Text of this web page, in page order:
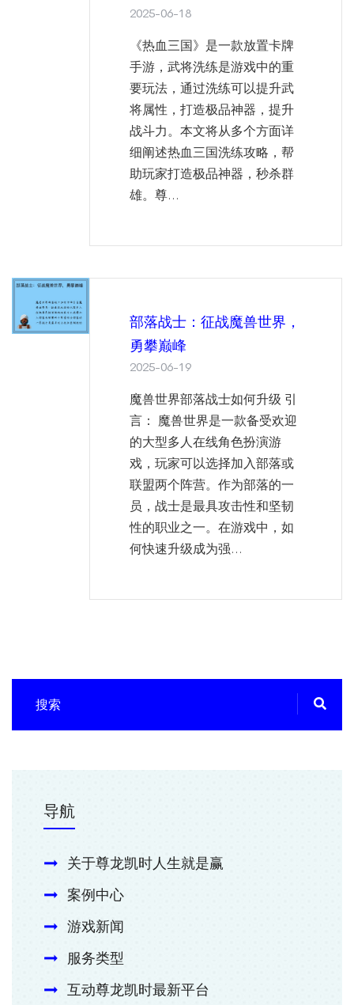
2025-06-18
《热血三国》是一款放置卡牌
手游，武将洗练是游戏中的重
要玩法，通过洗练可以提升武
将属性，打造极品神器，提升
战斗力。本文将从多个方面详
细阐述热血三国洗练攻略，帮
助玩家打造极品神器，秒杀群
雄。尊...
部落战士：征战魔兽世界，
勇攀巅峰
2025-06-19
魔兽世界部落战士如何升级 引
言： 魔兽世界是一款备受欢迎
的大型多人在线角色扮演游
戏，玩家可以选择加入部落或
联盟两个阵营。作为部落的一
员，战士是最具攻击性和坚韧
性的职业之一。在游戏中，如
何快速升级成为强...
导航
关于尊龙凯时人生就是赢
案例中心
游戏新闻
服务类型
互动尊龙凯时最新平台